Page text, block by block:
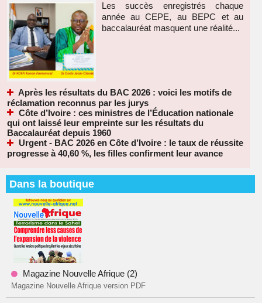
Les succès enregistrés chaque
année au CEPE, au BEPC et au
baccalauréat masquent une réalité...
Après les résultats du BAC 2026 : voici les motifs de
réclamation reconnus par les jurys
Côte d’Ivoire : ces ministres de l’Éducation nationale
qui ont laissé leur empreinte sur les résultats du
Baccalauréat depuis 1960
Urgent - BAC 2026 en Côte d’Ivoire : le taux de réussite
progresse à 40,60 %, les filles confirment leur avance
Dans la boutique
Magazine Nouvelle Afrique (2)
Magazine Nouvelle Afrique version PDF